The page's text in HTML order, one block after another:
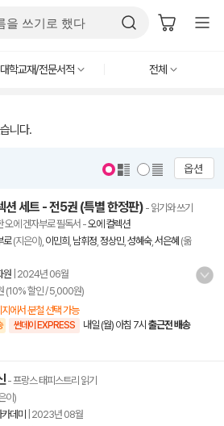
대학교재/전문서적 전체
니다.
옵션
션 세트 - 전5권 (특별 한정판) - 읽기와 쓰기
오에 겐자부로 필독서 -오에 컬렉션
로(지은이), 이민희 남휘정 정상민, 성혜숙, 서은혜 (옮
원 2024년 06월
(10% 할인 / 5,000원)
에서 분철 선택 가능
썬데이 EXPRESS 내일 (월) 아침 7시 출근전 배송
- 프랑스 태피스트리 읽기
이)
데미
2023년 08월